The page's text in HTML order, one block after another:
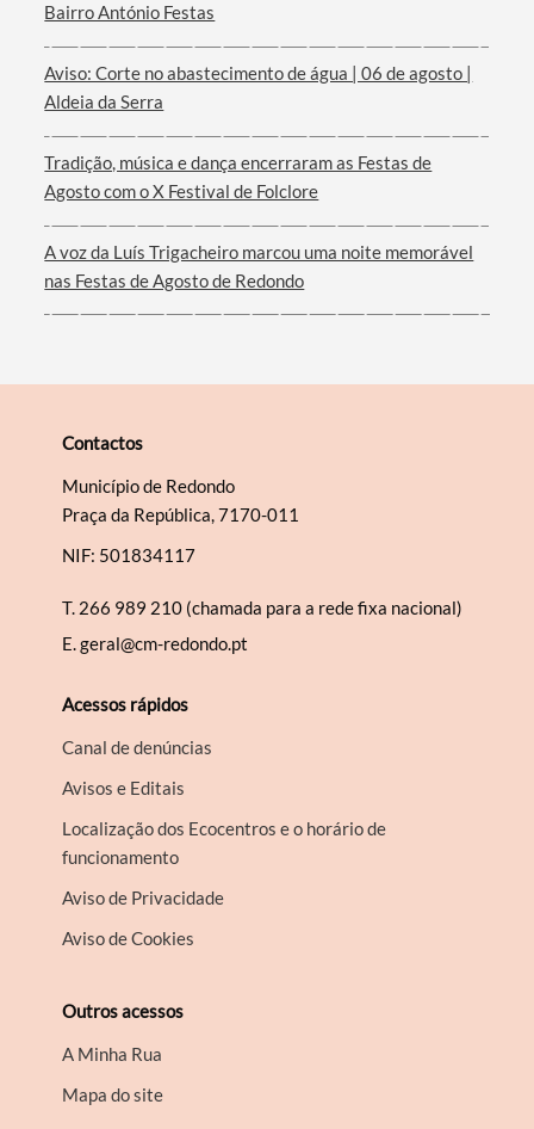
Filtros
Bairro António Festas
Aviso: Corte no abastecimento de água | 06 de agosto |
Aldeia da Serra
Tradição, música e dança encerraram as Festas de
Agosto com o X Festival de Folclore
A voz da Luís Trigacheiro marcou uma noite memorável
nas Festas de Agosto de Redondo
Contactos
Município de Redondo
Praça da República, 7170-011
NIF: 501834117
T. 266 989 210 (chamada para a rede fixa nacional)
E.geral@cm-redondo.pt
Acessos rápidos
Canal de denúncias
Avisos e Editais
Localização dos Ecocentros e o horário de
funcionamento
Aviso de Privacidade
Aviso de Cookies
Outros acessos
A Minha Rua
Mapa do site